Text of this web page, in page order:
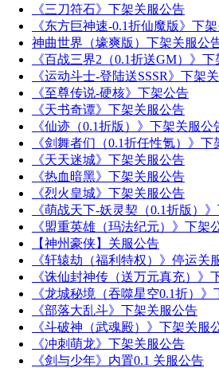
《三刀符石》下架关服公告
《东方巨神速-0.1折仙魔版》下
神曲世界（壕爽版）下架关服公
《百战三界2（0.1折送GM）》
《运动斗士-登陆送SSSR》下架
《至尊传说-硬核》下架公告
《天书奇谭》下架关服公告
《仙迹（0.1折版）》下架关服公
《剑舞者们（0.1折任性氪）》
《天天迷城》下架关服公告
《热血暗黑》下架关服公告
《烈火皇城》下架关服公告
《萌战天下-妖灵契（0.1折版）
《盟重英雄（玛法纪元）》下架
【神州豪侠】关服公告
《轩辕劫（福利特权）》停运关
《诛仙封神传（送万元真充）》
《龙城秘境（吞噬星空0.1折）
《部落大乱斗》下架关服公告
《斗破神（武魂殿）》下架关服
《冲刺萌龙》下架关服公告
《剑与少年》内置0.1 关服公告